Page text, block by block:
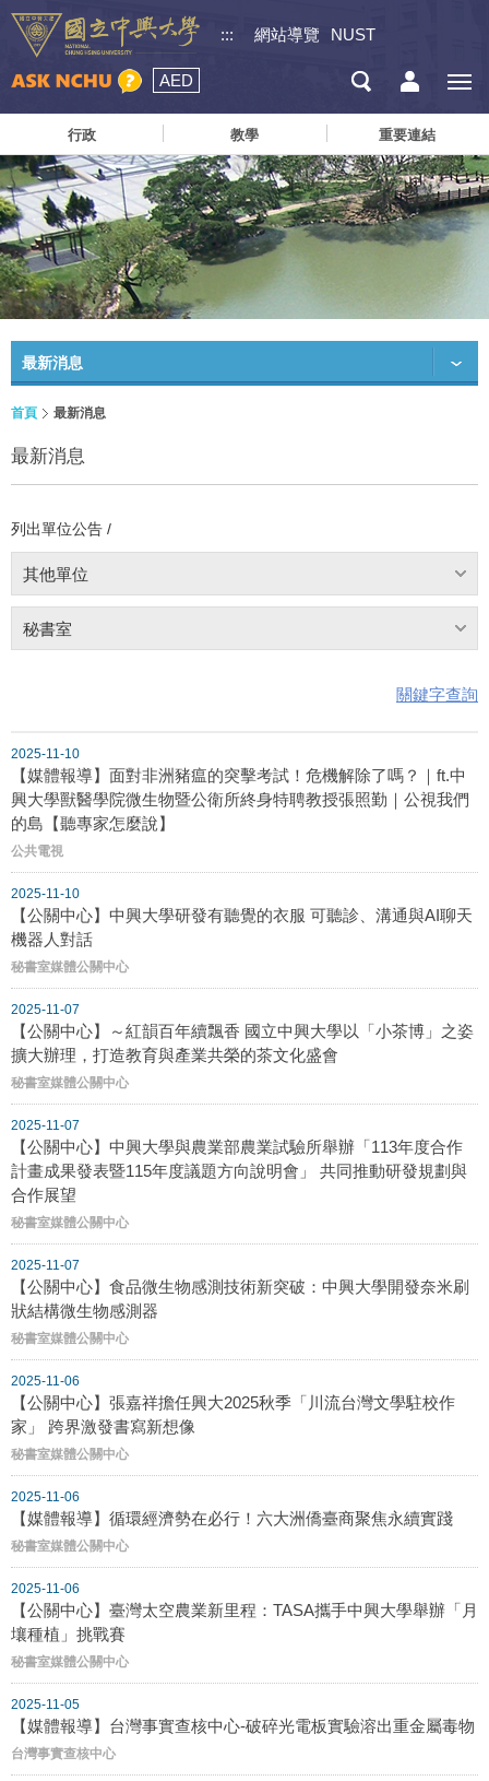
::: 網站導覽 NUST
AED
行政 教學 重要連結
最新消息
首頁 最新消息
最新消息
列出單位公告 /
其他單位
秘書室
關鍵字查詢
2025-11-10
【媒體報導】面對非洲豬瘟的突擊考試！危機解除了嗎？｜ft.中
興大學獸醫學院微生物暨公衛所終身特聘教授張照勤｜公視我們
的島【聽專家怎麼說】
公共電視
2025-11-10
【公關中心】中興大學研發有聽覺的衣服 可聽診、溝通與AI聊天
機器人對話
秘書室媒體公關中心
2025-11-07
【公關中心】～紅韻百年續飄香 國立中興大學以「小茶博」之姿
擴大辦理，打造教育與產業共榮的茶文化盛會
秘書室媒體公關中心
2025-11-07
【公關中心】中興大學與農業部農業試驗所舉辦「113年度合作
計畫成果發表暨115年度議題方向說明會」 共同推動研發規劃與
合作展望
秘書室媒體公關中心
2025-11-07
【公關中心】食品微生物感測技術新突破：中興大學開發奈米刷
狀結構微生物感測器
秘書室媒體公關中心
2025-11-06
【公關中心】張嘉祥擔任興大2025秋季「川流台灣文學駐校作
家」 跨界激發書寫新想像
秘書室媒體公關中心
2025-11-06
【媒體報導】循環經濟勢在必行！六大洲僑臺商聚焦永續實踐
秘書室媒體公關中心
2025-11-06
【公關中心】臺灣太空農業新里程：TASA攜手中興大學舉辦「月
壤種植」挑戰賽
秘書室媒體公關中心
2025-11-05
【媒體報導】台灣事實查核中心-破碎光電板實驗溶出重金屬毒物
台灣事實查核中心